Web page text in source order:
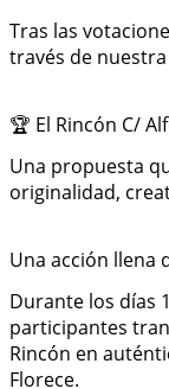
Tras las
través de
🏆 El Rincón C/
Una propuesta
originalidad,
Una acción llena
Durante los días
participantes
Rincón en
Florece.